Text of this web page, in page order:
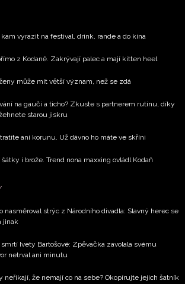
BurdaMedia Extra s.r.o.
se seznámili se Zásadami
zejména k organizaci a
našich partnerů? Pokud souhlasíte se
Extra s.r.o., zaškrtněte toto pole.
vyrazit na festival, drink, rande a do kina
z Kodaně. Zakrývají palec a mají kitten heel
může mít větší význam, než se zdá
na gauči a ticho? Zkuste s partnerem rutinu, díky
starou jiskru
ani korunu. Už dávno ho máte ve skříni
i brože. Trend nona maxxing ovládl Kodaň
nasměroval strýc z Národního divadla: Slavný herec se
jinak
Ivety Bartošové: Zpěvačka zavolala svému
netrval ani minutu
neříkají, že nemají co na sebe? Okopírujte jejich šatník